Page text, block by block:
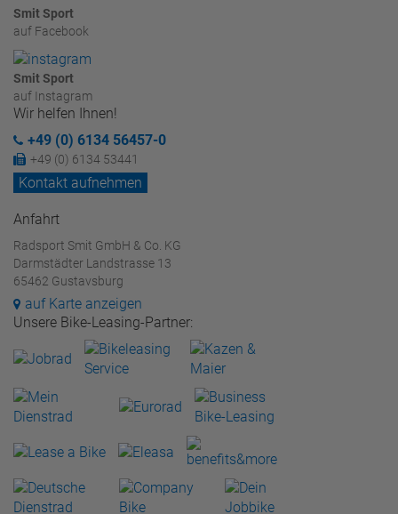
Smit Sport
auf Facebook
Smit Sport
auf Instagram
Wir helfen Ihnen!
+49 (0) 6134 56457-0
+49 (0) 6134 53441
Kontakt aufnehmen
Anfahrt
Radsport Smit GmbH & Co. KG
Darmstädter Landstrasse 13
65462 Gustavsburg
auf Karte anzeigen
Unsere Bike-Leasing-Partner: